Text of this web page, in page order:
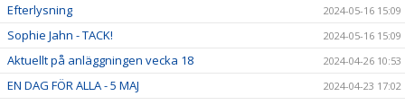
Efterlysning 2024-05-16 15:09
Sophie Jahn - TACK! 2024-05-16 15:09
Aktuellt på anläggningen vecka 18 2024-04-26 10:53
EN DAG FÖR ALLA - 5 MAJ 2024-04-23 17:02